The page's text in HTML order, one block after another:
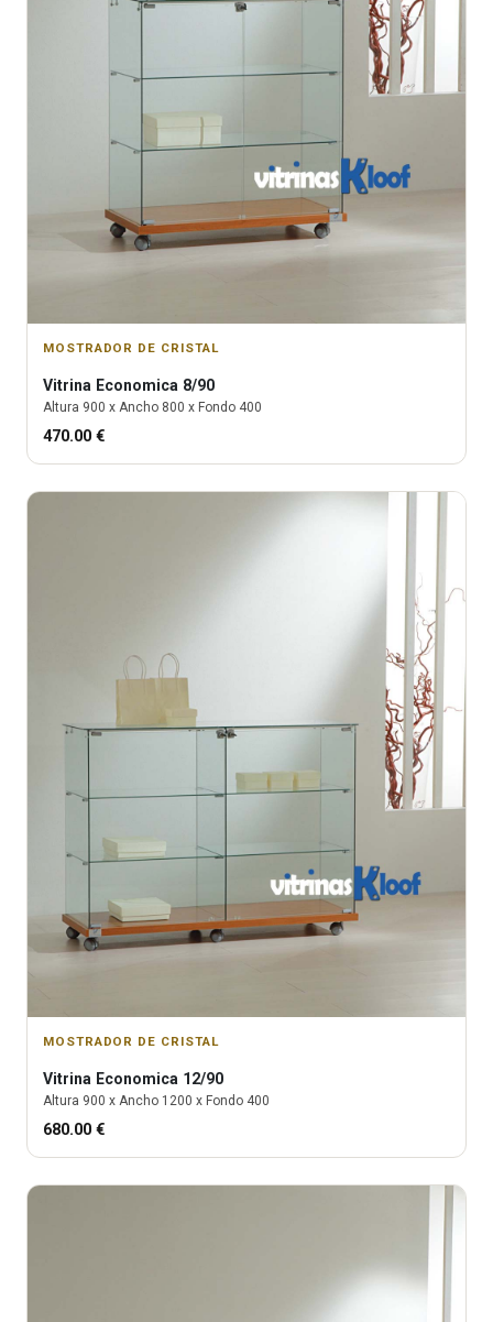
MOSTRADOR DE CRISTAL
Vitrina Economica 8/90
Altura 900 x Ancho 800 x Fondo 400
470.00 €
MOSTRADOR DE CRISTAL
Vitrina Economica 12/90
Altura 900 x Ancho 1200 x Fondo 400
680.00 €